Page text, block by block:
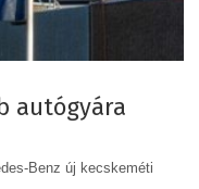
autógyára
Benz új kecskeméti